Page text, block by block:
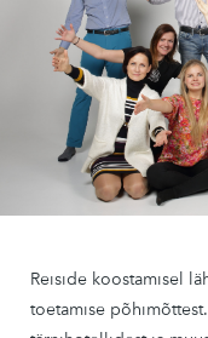
Reiside koostamisel
toetamise